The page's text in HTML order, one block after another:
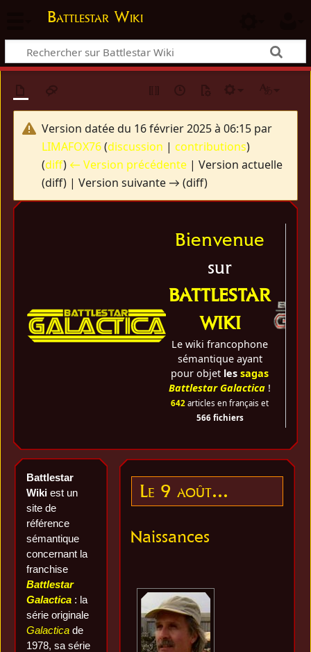
Battlestar Wiki
Version datée du 16 février 2025 à 06:15 par
LIMAFOX76(discussion | contributions)
(diff) ← Version précédente | Version actuelle
(diff) | Version suivante → (diff)
Bienvenue
sur
BATTLESTAR
WIKI
Le wiki francophone
sémantique ayant
pour objet lessagas
Battlestar Galactica !
642 articles en français et
566 fichiers
Battlestar
Wiki est un
site de
référence
sémantique
concernant la
franchise
Battlestar
Galactica : la
série originale
Galactica de
1978, sa série
Le 9 août...
Naissances